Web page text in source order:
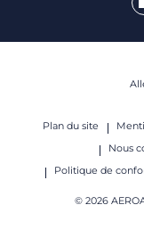
Plan du site
Nous
Politique de
© 2026